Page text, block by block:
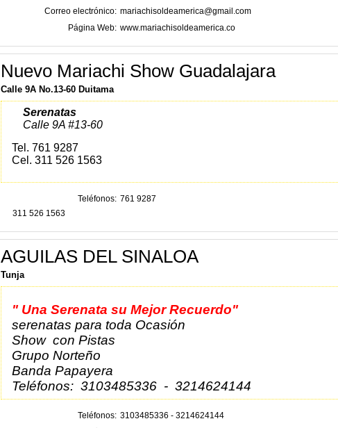
Correo electrónico mariachisoldeamerica@gmail.com
Página Web www.mariachisoldeamerica.co
Nuevo Mariachi Show Guadalajara
Calle 9A No.13-60 Duitama
Serenatas
Calle 9A #13-60
Tel. 761 9287
Cel. 311 526 1563
Teléfonos 761 9287
311 526 1563
AGUILAS DEL SINALOA
Tunja
" Una Serenata su Mejor Recuerdo"
serenatas para toda Ocasión
Show con Pistas
Grupo Norteño
Banda Papayera
Teléfonos: 3103485336 - 3214624144
Teléfonos 3103485336 - 3214624144